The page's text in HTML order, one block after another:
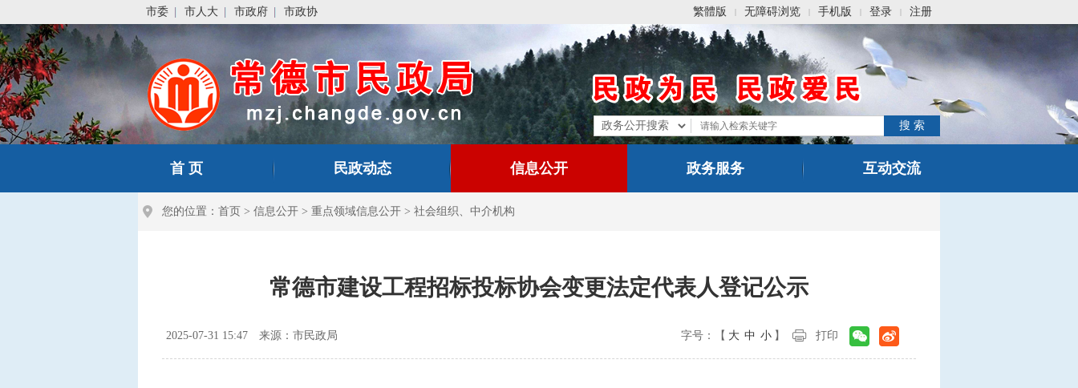
市委 市人大 市政府 市政协 繁體版 | 无障碍浏览 | 手机版 | 登录 | 注册
首 页 民政动态 信息公开 政务服务 互动交流
您的位置： 首页 > 信息公开 > 重点领域信息公开 > 社会组织、中介机构
常德市建设工程招标投标协会变更法定代表人登记公示
2025-07-31 15:47 来源：市民政局 字号：【 大 中 小 】 打印